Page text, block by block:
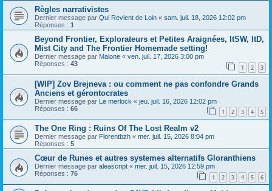
Règles narrativistes
Dernier message par Qui Revient de Loin « sam. juil. 18, 2026 12:02 pm
Réponses : 1
Beyond Frontier, Explorateurs et Petites Araignées, ItSW, ItD,
Mist City and The Frontier Homemade setting!
Dernier message par Malone « ven. juil. 17, 2026 3:00 pm
Réponses : 43 1 2 3
[WIP] Zov Brejneva : ou comment ne pas confondre Grands
Anciens et gérontocrates
Dernier message par Le merlock « jeu. juil. 16, 2026 12:02 pm
Réponses : 66 1 2 3 4 5
The One Ring : Ruins Of The Lost Realm v2
Dernier message par Florentbzh « mer. juil. 15, 2026 8:04 pm
Réponses : 5
Cœur de Runes et autres systemes alternatifs Gloranthiens
Dernier message par aleascript « mer. juil. 15, 2026 12:59 pm
Réponses : 76 1 2 3 4 5 6